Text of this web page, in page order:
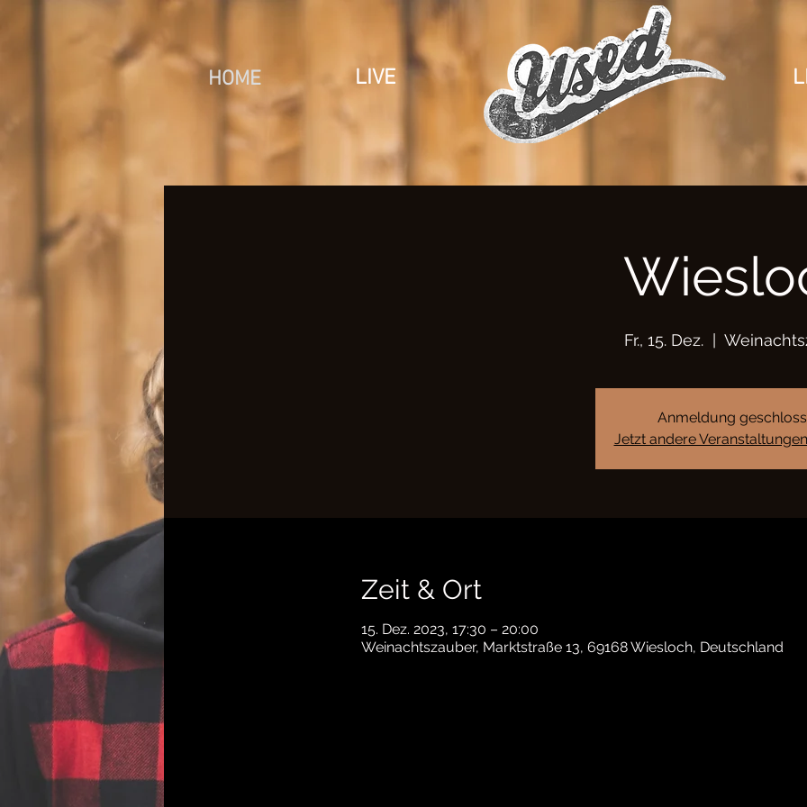
HOME LIVE
Fr., 15. Dez.
  |
Anmeldung
Jetzt andere
Zeit & Ort
15. Dez. 2023, 17:30 – 20:00
Weinachtszauber, Marktstraße 13, 69168 Wiesloch, Deutschland